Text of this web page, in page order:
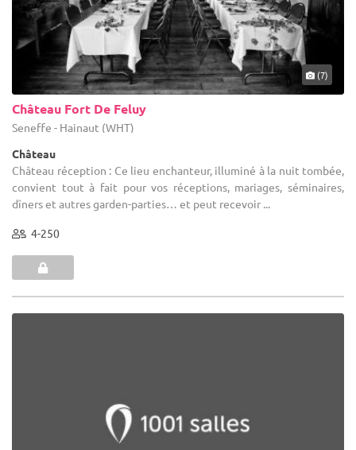
(7)
Château Fort De Feluy
Seneffe - Hainaut (WHT)
Château
Château réception : Ce lieu enchanteur, illuminé à la nuit tombée,
convient tout à fait pour vos réceptions, mariages, séminaires,
dîners et autres garden-parties… et peut recevoir ...
4-250